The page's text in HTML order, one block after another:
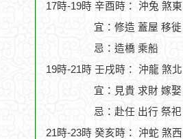
17時-19時 辛酉時： 沖兔 煞
宜：修造 蓋屋 移
忌：造橋 乘船
19時-21時 壬戌時： 沖龍 煞
宜：見貴 求財 嫁
忌：赴任 出行 祭
21時-23時 癸亥時： 沖蛇 煞